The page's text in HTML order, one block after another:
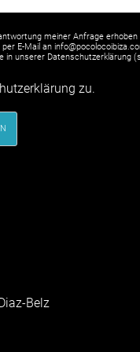
meiner Anfrage
E-Mail an
in unserer Datenschutzerklärung
zu.
Belz